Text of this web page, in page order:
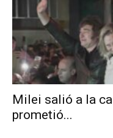
Milei salió a la
prometió...